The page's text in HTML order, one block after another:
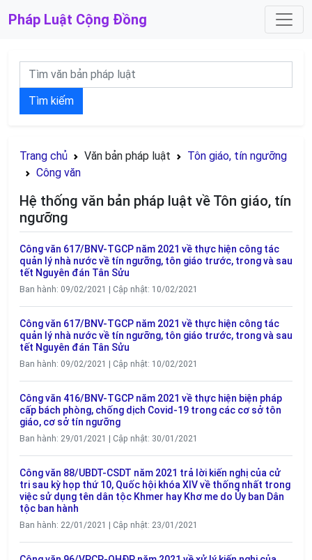
Pháp Luật Cộng Đồng
Tìm kiếm
Trang chủ Văn bản pháp luật
Tôn giáo, tín ngưỡng
Công văn
Hệ thống văn bản pháp luật về Tôn giáo, tín
ngưỡng
Công văn 617/BNV-TGCP năm 2021 về thực hiện công tác
quản lý nhà nước về tín ngưỡng, tôn giáo trước, trong và sau
tết Nguyên đán Tân Sửu
Ban hành: 09/02/2021 | Cập nhật: 10/02/2021
Công văn 617/BNV-TGCP năm 2021 về thực hiện công tác
quản lý nhà nước về tín ngưỡng, tôn giáo trước, trong và sau
tết Nguyên đán Tân Sửu
Ban hành: 09/02/2021 | Cập nhật: 10/02/2021
Công văn 416/BNV-TGCP năm 2021 về thực hiện biện pháp
cấp bách phòng, chống dịch Covid-19 trong các cơ sở tôn
giáo, cơ sở tín ngưỡng
Ban hành: 29/01/2021 | Cập nhật: 30/01/2021
Công văn 88/UBDT-CSDT năm 2021 trả lời kiến nghị của cử
tri sau kỳ họp thứ 10, Quốc hội khóa XIV về thống nhất trong
việc sử dụng tên dân tộc Khmer hay Khơ me do Ủy ban Dân
tộc ban hành
Ban hành: 22/01/2021 | Cập nhật: 23/01/2021